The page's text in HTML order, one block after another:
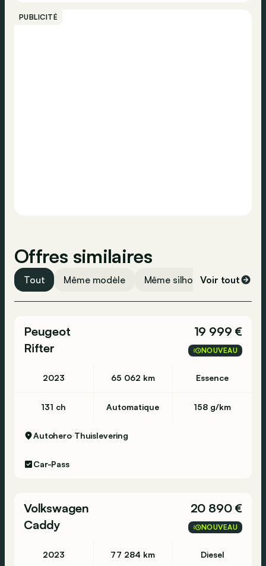
Norme Euro
PUBLICITÉ
Offres similaires
Tout Même modèle Même silhouette Même
Voir tout
Peugeot
Rifter
19 999 €
NOUVEAU
2023 65 062 km Essence
131 ch Automatique 158 g/km
Autohero Thuislevering
Car-Pass
Volkswagen
Caddy
20 890 €
NOUVEAU
2023 77 284 km Diesel